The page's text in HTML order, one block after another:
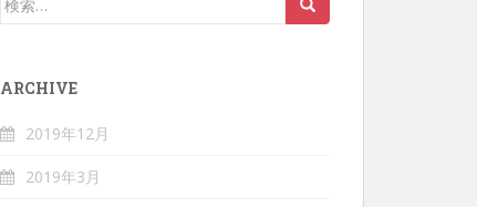
ARCHIVE
2019年12月
2019年3月